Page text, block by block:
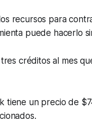
recursos para
puede hacerlo
créditos al mes
tiene un precio de